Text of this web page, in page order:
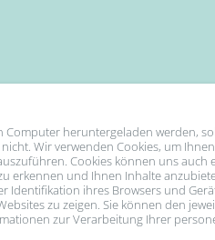
Computer heruntergeladen werden,
Wir verwenden Cookies, um
Cookies können uns auch
erkennen und Ihnen Inhalte
Identifikation ihres Browsers und
zu zeigen. Sie können den
zur Verarbeitung Ihrer